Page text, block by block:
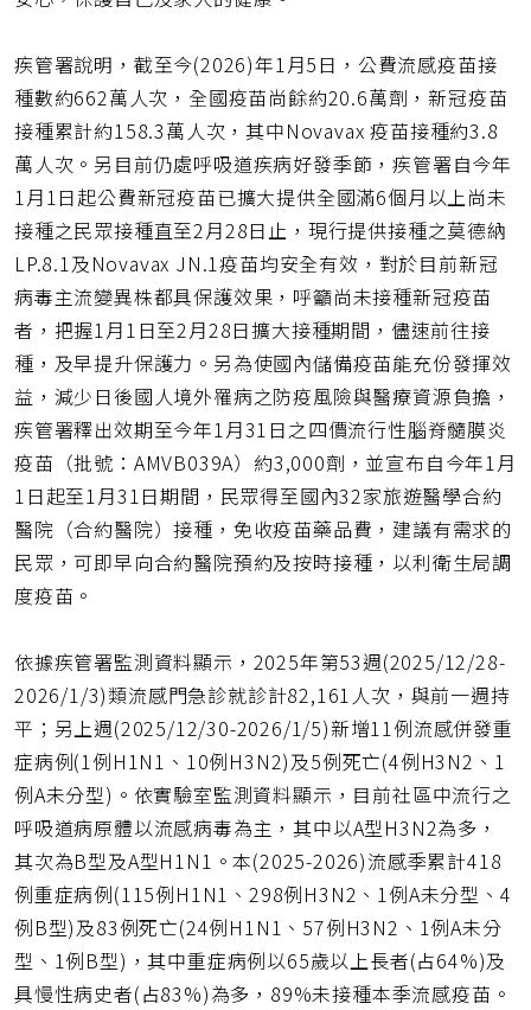
疾管署說明，截至今(2026)年1月5日，公費流感疫苗接
種數約662萬人次，全國疫苗尚餘約20.6萬劑，新冠疫苗
接種累計約158.3萬人次，其中Novavax 疫苗接種約3.8
萬人次。另目前仍處呼吸道疾病好發季節，疾管署自今年
1月1日起公費新冠疫苗已擴大提供全國滿6個月以上尚未
接種之民眾接種直至2月28日止，現行提供接種之莫德納
LP.8.1及Novavax JN.1疫苗均安全有效，對於目前新冠
病毒主流變異株都具保護效果，呼籲尚未接種新冠疫苗
者，把握1月1日至2月28日擴大接種期間，儘速前往接
種，及早提升保護力。另為使國內儲備疫苗能充份發揮效
益，減少日後國人境外罹病之防疫風險與醫療資源負擔，
疾管署釋出效期至今年1月31日之四價流行性腦脊髓膜炎
疫苗（批號：AMVB039A）約3,000劑，並宣布自今年1月
1日起至1月31日期間，民眾得至國內32家旅遊醫學合約
醫院（合約醫院）接種，免收疫苗藥品費，建議有需求的
民眾，可即早向合約醫院預約及按時接種，以利衛生局調
度疫苗。
依據疾管署監測資料顯示，2025年第53週(2025/12/28-
2026/1/3)類流感門急診就診計82,161人次，與前一週持
平；另上週(2025/12/30-2026/1/5)新增11例流感併發重
症病例(1例H1N1、10例H3N2)及5例死亡(4例H3N2、1
例A未分型)。依實驗室監測資料顯示，目前社區中流行之
呼吸道病原體以流感病毒為主，其中以A型H3N2為多，
其次為B型及A型H1N1。本(2025-2026)流感季累計418
例重症病例(115例H1N1、298例H3N2、1例A未分型、4
例B型)及83例死亡(24例H1N1、57例H3N2、1例A未分
型、1例B型)，其中重症病例以65歲以上長者(占64%)及
具慢性病史者(占83%)為多，89%未接種本季流感疫苗。